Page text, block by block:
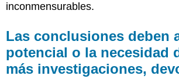
inconmensurables.
Las conclusiones deben
potencial o la necesidad
más investigaciones,